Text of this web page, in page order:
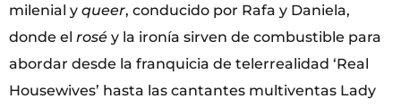
milenial y queer, conducido por Rafa y Daniela,
donde el rosé y la ironía sirven de combustible para
abordar desde la franquicia de telerrealidad ‘Real
Housewives’ hasta las cantantes multiventas Lady